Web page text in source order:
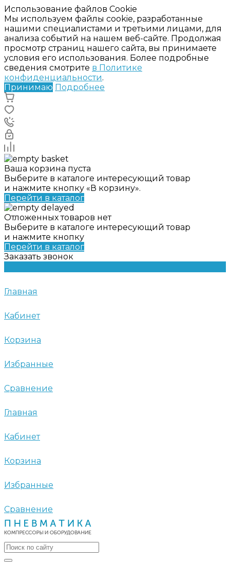
Использование файлов Cookie
Мы используем файлы cookie, разработанные
нашими специалистами и третьими лицами, для
анализа событий на нашем веб-сайте. Продолжая
просмотр страниц нашего сайта, вы принимаете
условия его использования. Более подробные
сведения смотрите в Политике
конфиденциальности.
Принимаю Подробнее
Ваша корзина пуста
Выберите в каталоге интересующий товар
и нажмите кнопку «В корзину».
Перейти в каталог
Отложенных товаров нет
Выберите в каталоге интересующий товар
и нажмите кнопку
Перейти в каталог
Заказать звонок
Главная
Кабинет
Корзина
Избранные
Сравнение
Главная
Кабинет
Корзина
Избранные
Сравнение